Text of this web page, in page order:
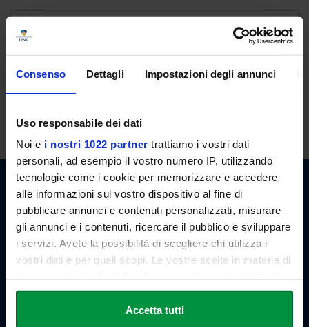
Consenso Dettagli Impostazioni degli annunci
Uso responsabile dei dati
Noi e i nostri 1022 partner trattiamo i vostri dati
personali, ad esempio il vostro numero IP, utilizzando
tecnologie come i cookie per memorizzare e accedere
alle informazioni sul vostro dispositivo al fine di
pubblicare annunci e contenuti personalizzati, misurare
gli annunci e i contenuti, ricercare il pubblico e sviluppare
i servizi. Avete la possibilità di scegliere chi utilizza i
vostri dati e per quali scopi. Le vostre scelte in materia di
in cui avete effettuato le vostre scelte. È possibile
modificare o revocare il proprio consenso in qualsiasi
Accetta tutti
CALENDARI CORSI INTENSIVI
Link Campus University
Via del Casale di San Pio V, 44
P. IVA: 11933781004
Email:info@unilink.it